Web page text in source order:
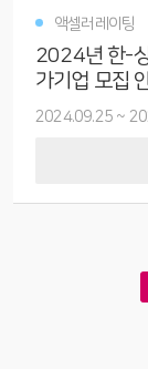
액셀러레이팅
2024년 한-
가기업 모집
2024.09.25 ~